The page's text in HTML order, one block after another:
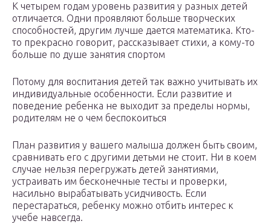
К четырем годам уровень развития у разных детей
отличается. Одни проявляют больше творческих
способностей, другим лучше дается математика. Кто-
то прекрасно говорит, рассказывает стихи, а кому-то
больше по душе занятия спортом
Потому для воспитания детей так важно учитывать их
индивидуальные особенности. Если развитие и
поведение ребенка не выходит за пределы нормы,
родителям не о чем беспокоиться
План развития у вашего малыша должен быть своим,
сравнивать его с другими детьми не стоит. Ни в коем
случае нельзя перегружать детей занятиями,
устраивать им бесконечные тесты и проверки,
насильно вырабатывать усидчивость. Если
перестараться, ребенку можно отбить интерес к
учебе навсегда.